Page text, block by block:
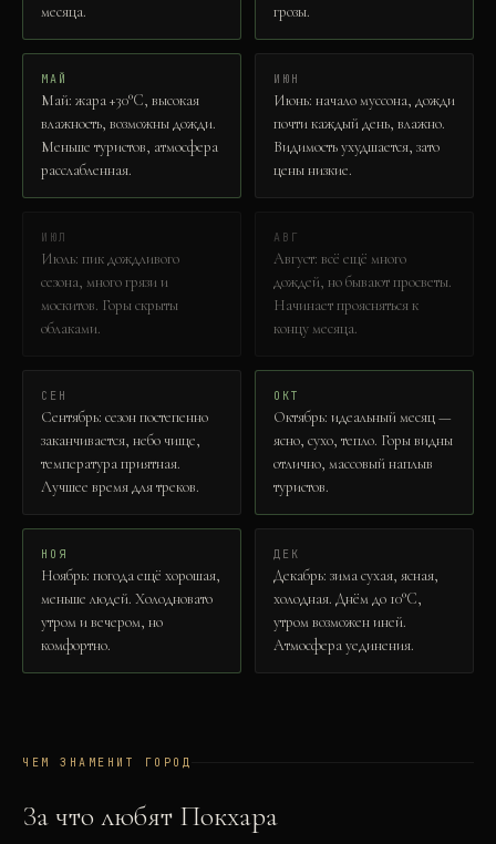
месяца.
грозы.
МАЙ
Май: жара +30°C, высокая
влажность, возможны дожди.
Меньше туристов, атмосфера
расслабленная.
ИЮН
Июнь: начало муссона, дожди
почти каждый день, влажно.
Видимость ухудшается, зато
цены низкие.
ИЮЛ
Июль: пик дождливого
сезона, много грязи и
москитов. Горы скрыты
облаками.
АВГ
Август: всё ещё много
дождей, но бывают просветы.
Начинает проясняться к
концу месяца.
СЕН
Сентябрь: сезон постепенно
заканчивается, небо чище,
температура приятная.
Лучшее время для треков.
ОКТ
Октябрь: идеальный месяц —
ясно, сухо, тепло. Горы видны
отлично, массовый наплыв
туристов.
НОЯ
Ноябрь: погода ещё хорошая,
меньше людей. Холодновато
утром и вечером, но
комфортно.
ДЕК
Декабрь: зима сухая, ясная,
холодная. Днём до 10°C,
утром возможен иней.
Атмосфера уединения.
ЧЕМ ЗНАМЕНИТ ГОРОД
За что любят Покхара